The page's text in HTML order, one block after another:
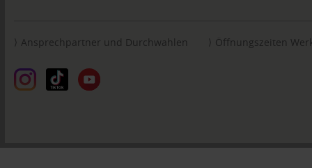
Ansprechpartner und Durchwahlen Öffnungszeiten